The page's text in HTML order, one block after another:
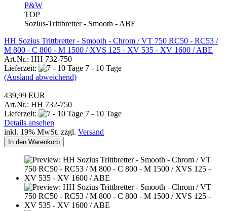
P&W
TOP
Sozius-Trittbretter - Smooth - ABE
HH Sozius Trittbretter - Smooth - Chrom / VT 750 RC50 - RC53 /
M 800 - C 800 - M 1500 / XVS 125 - XV 535 - XV 1600 / ABE
Art.Nr.: HH 732-750
Lieferzeit:
7 - 10 Tage
(Ausland abweichend)
439,99 EUR
Art.Nr.: HH 732-750
Lieferzeit:
7 - 10 Tage
Details ansehen
inkl. 19% MwSt. zzgl. Versand
In den Warenkorb